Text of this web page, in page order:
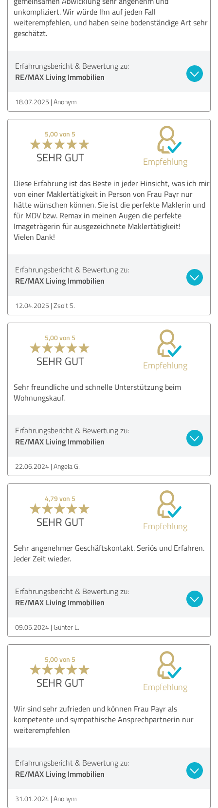
unkompliziert. Wir würde Ihn auf jeden Fall
weiterempfehlen, und haben seine bodenständige Art sehr
geschätzt.
Erfahrungsbericht & Bewertung zu:
RE/MAX Living Immobilien
18.07.2025 Anonym
5,00 von 5
SEHR GUT Empfehlung
Diese Erfahrung ist das Beste in jeder Hinsicht, was ich mir
von einer Maklertätigkeit in Person von Frau Payr nur
hätte wünschen können. Sie ist die perfekte Maklerin und
für MDV bzw. Remax in meinen Augen die perfekte
Imageträgerin für ausgezeichnete Maklertätigkeit!
Vielen Dank!
Erfahrungsbericht & Bewertung zu:
RE/MAX Living Immobilien
12.04.2025 Zsolt S.
5,00 von 5
SEHR GUT Empfehlung
Sehr freundliche und schnelle Unterstützung beim
Wohnungskauf.
Erfahrungsbericht & Bewertung zu:
RE/MAX Living Immobilien
22.06.2024 Angela G.
4,79 von 5
SEHR GUT Empfehlung
Sehr angenehmer Geschäftskontakt. Seriös und Erfahren.
Jeder Zeit wieder.
Erfahrungsbericht & Bewertung zu:
RE/MAX Living Immobilien
09.05.2024 Günter L.
5,00 von 5
SEHR GUT Empfehlung
Wir sind sehr zufrieden und können Frau Payr als
kompetente und sympathische Ansprechpartnerin nur
weiterempfehlen
Erfahrungsbericht & Bewertung zu:
RE/MAX Living Immobilien
31.01.2024 Anonym